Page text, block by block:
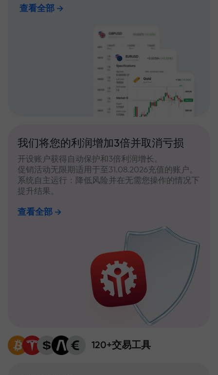
查看全部
我们将您的利润增加3倍并取消亏损
开设账户获得自动保护和3倍利润增长。
促销活动无限期适用于至31.08.2026充值的账户。
系统自主运行：降低风险并在无需您操作的情况下
提升结果。
查看全部
120+交易工具